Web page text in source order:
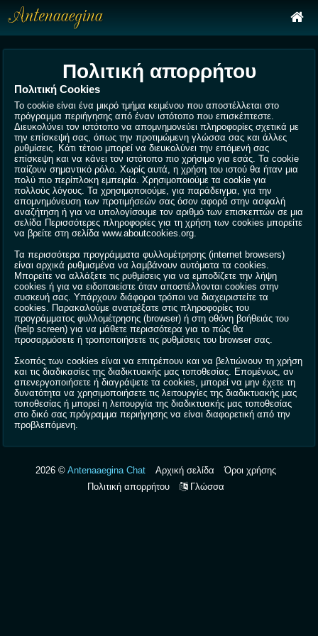
Πολιτική απορρήτου
Πολιτική Cookies
Το cookie είναι ένα μικρό τμήμα κειμένου που αποστέλλεται στο
πρόγραμμα περιήγησης από έναν ιστότοπο που επισκέπτεστε.
Διευκολύνει τον ιστότοπο να απομνημονεύει πληροφορίες σχετικά με
την επίσκεψή σας, όπως την προτιμώμενη γλώσσα σας και άλλες
ρυθμίσεις. Κάτι τέτοιο μπορεί να διευκολύνει την επόμενή σας
επίσκεψη και να κάνει τον ιστότοπο πιο χρήσιμο για εσάς. Τα cookie
παίζουν σημαντικό ρόλο. Χωρίς αυτά, η χρήση του ιστού θα ήταν μια
πολύ πιο περίπλοκη εμπειρία. Χρησιμοποιούμε τα cookie για
πολλούς λόγους. Τα χρησιμοποιούμε, για παράδειγμα, για την
απομνημόνευση των προτιμήσεών σας όσον αφορά στην ασφαλή
αναζήτηση ή για να υπολογίσουμε τον αριθμό των επισκεπτών σε μια
σελίδα Περισσότερες πληροφορίες για τη χρήση των cookies μπορείτε
να βρείτε στη σελίδα www.aboutcookies.org.
Τα περισσότερα προγράμματα φυλλομέτρησης (internet browsers)
είναι αρχικά ρυθμισμένα να λαμβάνουν αυτόματα τα cookies.
Μπορείτε να αλλάξετε τις ρυθμίσεις για να εμποδίζετε την λήψη
cookies ή για να ειδοποιείστε όταν αποστέλλονται cookies στην
συσκευή σας. Υπάρχουν διάφοροι τρόποι να διαχειριστείτε τα
cookies. Παρακαλούμε ανατρέξατε στις πληροφορίες του
προγράμματος φυλλομέτρησης (browser) ή στη οθόνη βοήθειάς του
(help screen) για να μάθετε περισσότερα για το πώς θα
προσαρμόσετε ή τροποποιήσετε τις ρυθμίσεις του browser σας.
Σκοπός των cookies είναι να επιτρέπουν και να βελτιώνουν τη χρήση
και τις διαδικασίες της διαδικτυακής μας τοποθεσίας. Επομένως, αν
απενεργοποιήσετε ή διαγράψετε τα cookies, μπορεί να μην έχετε τη
δυνατότητα να χρησιμοποιήσετε τις λειτουργίες της διαδικτυακής μας
τοποθεσίας ή μπορεί η λειτουργία της διαδικτυακής μας τοποθεσίας
στο δικό σας πρόγραμμα περιήγησης να είναι διαφορετική από την
προβλεπόμενη.
2026 ©Antenaaegina Chat Αρχική σελίδα
Όροι χρήσης
Πολιτική απορρήτου
Γλώσσα